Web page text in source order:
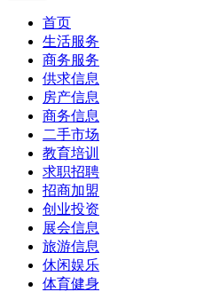
首页
生活服务
商务服务
供求信息
房产信息
商务信息
二手市场
教育培训
求职招聘
招商加盟
创业投资
展会信息
旅游信息
休闲娱乐
体育健身